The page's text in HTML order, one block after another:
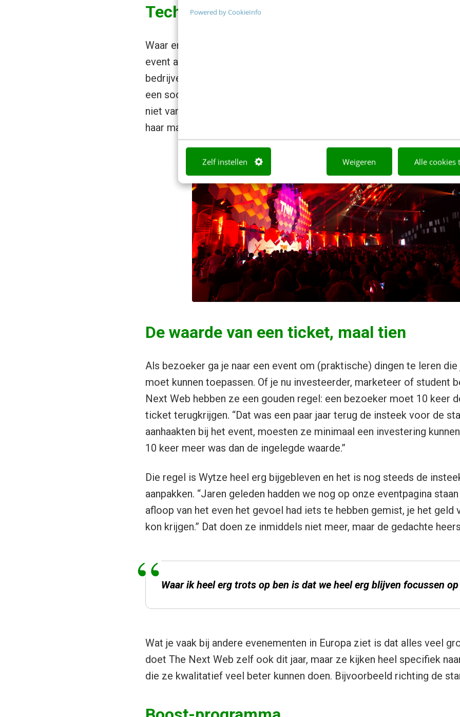
Powered by CookieInfo
Zelf instellen Weigeren Alle cookies
Technologie is geen cult meer
Waar er eerst veel bezoekers vanuit de ’techkant’ zoals Airbnb, Uber
event afkwamen, ziet de organisatie dit jaar steeds meer bezoekers
bedrijven als PostNL, KLM en Heineken. Een aantal jaar geleden was
een soort cult. Een groep die bezig was met spannende dingen waar
niet van af wisten. “Dat is nu echt wel anders. Iedereen is
haar manier met technologie bezig” geeft Wytze aan.
De waarde van een ticket, maal tien
Als bezoeker ga je naar een event om (praktische) dingen te leren
moet kunnen toepassen. Of je nu investeerder, marketeer of student
Next Web hebben ze een gouden regel: een bezoeker moet 10 keer
ticket terugkrijgen. “Dat was een paar jaar terug de insteek voor de
aanhaakten bij het event, moesten ze minimaal een investering
10 keer meer was dan de ingelegde waarde.”
Die regel is Wytze heel erg bijgebleven en het is nog steeds de
aanpakken. “Jaren geleden hadden we nog op onze eventpagina
afloop van het even het gevoel had iets te hebben gemist, je het geld
kon krijgen.” Dat doen ze inmiddels niet meer, maar de gedachte
Waar ik heel erg trots op ben is dat we heel erg blijven focussen
Wat je vaak bij andere evenementen in Europa ziet is dat alles veel
doet The Next Web zelf ook dit jaar, maar ze kijken heel specifiek
die ze kwalitatief veel beter kunnen doen. Bijvoorbeeld richting de